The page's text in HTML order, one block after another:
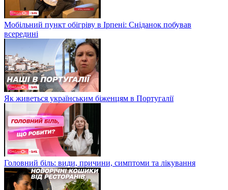
Мобільний пункт обігріву в Ірпені: Сніданок побував
всередині
Як живеться українським біженцям в Португалії
Головний біль: види, причини, симптоми та лікування